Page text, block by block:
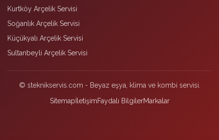
Kurtköy Arçelik Servisi
Soğanlık Arçelik Servisi
Küçükyalı Arçelik Servisi
Sultanbeyli Arçelik Servisi
© steknikservis.com - Beyaz eşya, klima ve kombi servisi.
SitemapİletişimFaydalı BilgilerMarkalar